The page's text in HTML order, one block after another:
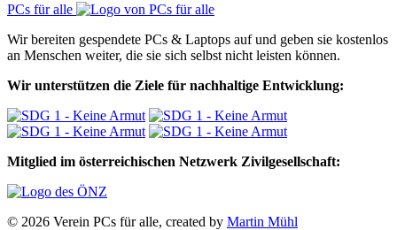
PCs für alle
Wir bereiten gespendete PCs & Laptops auf und geben sie kostenlos
an Menschen weiter, die sie sich selbst nicht leisten können.
Wir unterstützen die Ziele für nachhaltige Entwicklung:
Mitglied im österreichischen Netzwerk Zivilgesellschaft:
© 2026 Verein PCs für alle, created by Martin Mühl